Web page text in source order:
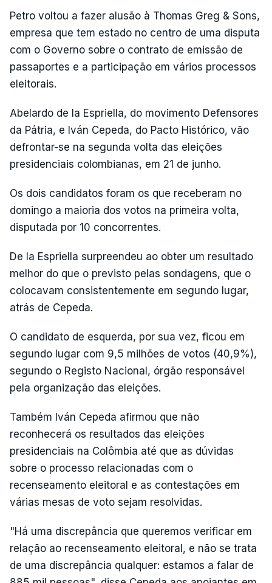
Petro voltou a fazer alusão à Thomas Greg & Sons,
empresa que tem estado no centro de uma disputa
com o Governo sobre o contrato de emissão de
passaportes e a participação em vários processos
eleitorais.
Abelardo de la Espriella, do movimento Defensores
da Pátria, e Iván Cepeda, do Pacto Histórico, vão
defrontar-se na segunda volta das eleições
presidenciais colombianas, em 21 de junho.
Os dois candidatos foram os que receberam no
domingo a maioria dos votos na primeira volta,
disputada por 10 concorrentes.
De la Espriella surpreendeu ao obter um resultado
melhor do que o previsto pelas sondagens, que o
colocavam consistentemente em segundo lugar,
atrás de Cepeda.
O candidato de esquerda, por sua vez, ficou em
segundo lugar com 9,5 milhões de votos (40,9%),
segundo o Registo Nacional, órgão responsável
pela organização das eleições.
Também Iván Cepeda afirmou que não
reconhecerá os resultados das eleições
presidenciais na Colômbia até que as dúvidas
sobre o processo relacionadas com o
recenseamento eleitoral e as contestações em
várias mesas de voto sejam resolvidas.
"Há uma discrepância que queremos verificar em
relação ao recenseamento eleitoral, e não se trata
de uma discrepância qualquer: estamos a falar de